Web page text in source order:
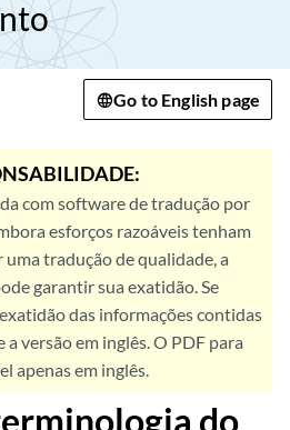
Go to English page
com software de tradução por
esforços razoáveis tenham
tradução de qualidade, a
garantir sua exatidão. Se
das informações contidas
versão em inglês. O PDF para
apenas em inglês.
do